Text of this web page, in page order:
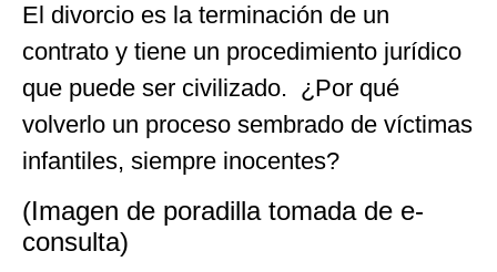
El divorcio es la terminación de un
contrato y tiene un procedimiento jurídico
que puede ser civilizado. ¿Por qué
volverlo un proceso sembrado de víctimas
infantiles, siempre inocentes?
(Imagen de poradilla tomada de e-
consulta)